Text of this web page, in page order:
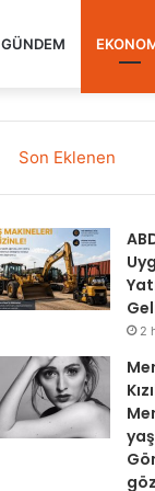
GÜNDEM
Son Eklenen
2